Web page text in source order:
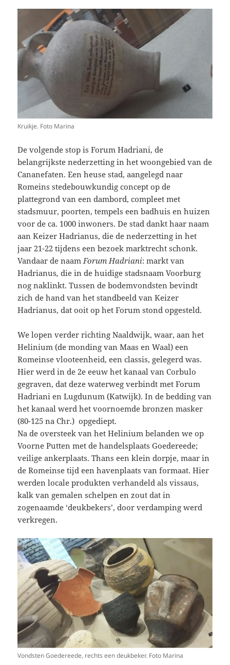
Kruikje. Foto Marina
De volgende stop is Forum Hadriani, de
belangrijkste nederzetting in het woongebied van de
Cananefaten. Een heuse stad, aangelegd naar
Romeins stedebouwkundig concept op de
plattegrond van een dambord, compleet met
stadsmuur, poorten, tempels een badhuis en huizen
voor de ca. 1000 inwoners. De stad dankt haar naam
aan Keizer Hadrianus, die de nederzetting in het
jaar 21-22 tijdens een bezoek marktrecht schonk.
Vandaar de naamForum Hadriani: markt van
Hadrianus, die in de huidige stadsnaam Voorburg
nog naklinkt. Tussen de bodemvondsten bevindt
zich de hand van het standbeeld van Keizer
Hadrianus, dat ooit op het Forum stond opgesteld.
We lopen verder richting Naaldwijk, waar, aan het
Helinium (de monding van Maas en Waal) een
Romeinse vlooteenheid, een classis, gelegerd was.
Hier werd in de 2e eeuw het kanaal van Corbulo
gegraven, dat deze waterweg verbindt met Forum
Hadriani en Lugdunum (Katwijk). In de bedding van
het kanaal werd het voornoemde bronzen masker
(80-125 na Chr.) opgediept.
Na de oversteek van het Helinium belanden we op
Voorne Putten met de handelsplaats Goedereede;
veilige ankerplaats. Thans een klein dorpje, maar in
de Romeinse tijd een havenplaats van formaat. Hier
werden locale produkten verhandeld als vissaus,
kalk van gemalen schelpen en zout dat in
zogenaamde ‘deukbekers’, door verdamping werd
verkregen.
Vondsten Goedereede, rechts een deukbeker. Foto Marina